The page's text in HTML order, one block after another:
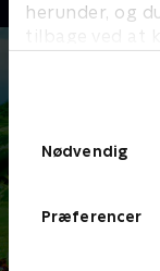
herunder, og
tilbage ved at
Nødvendig
Præferencer